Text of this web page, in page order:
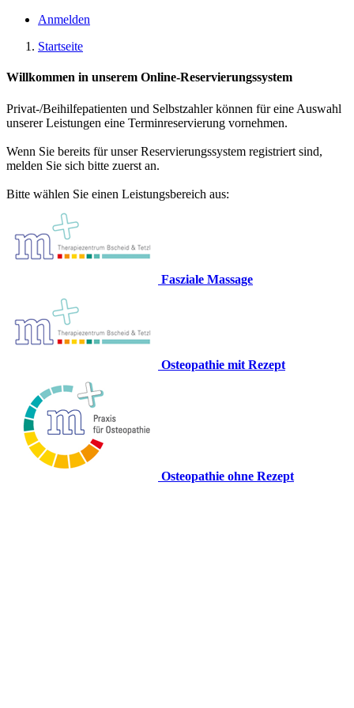
Anmelden
Startseite
Willkommen in unserem Online-Reservierungssystem
Privat-/Beihilfepatienten und Selbstzahler können für eine Auswahl
unserer Leistungen eine Terminreservierung vornehmen.
Wenn Sie bereits für unser Reservierungssystem registriert sind,
melden Sie sich bitte zuerst an.
Bitte wählen Sie einen Leistungsbereich aus:
Fasziale Massage
Osteopathie mit Rezept
Osteopathie ohne Rezept